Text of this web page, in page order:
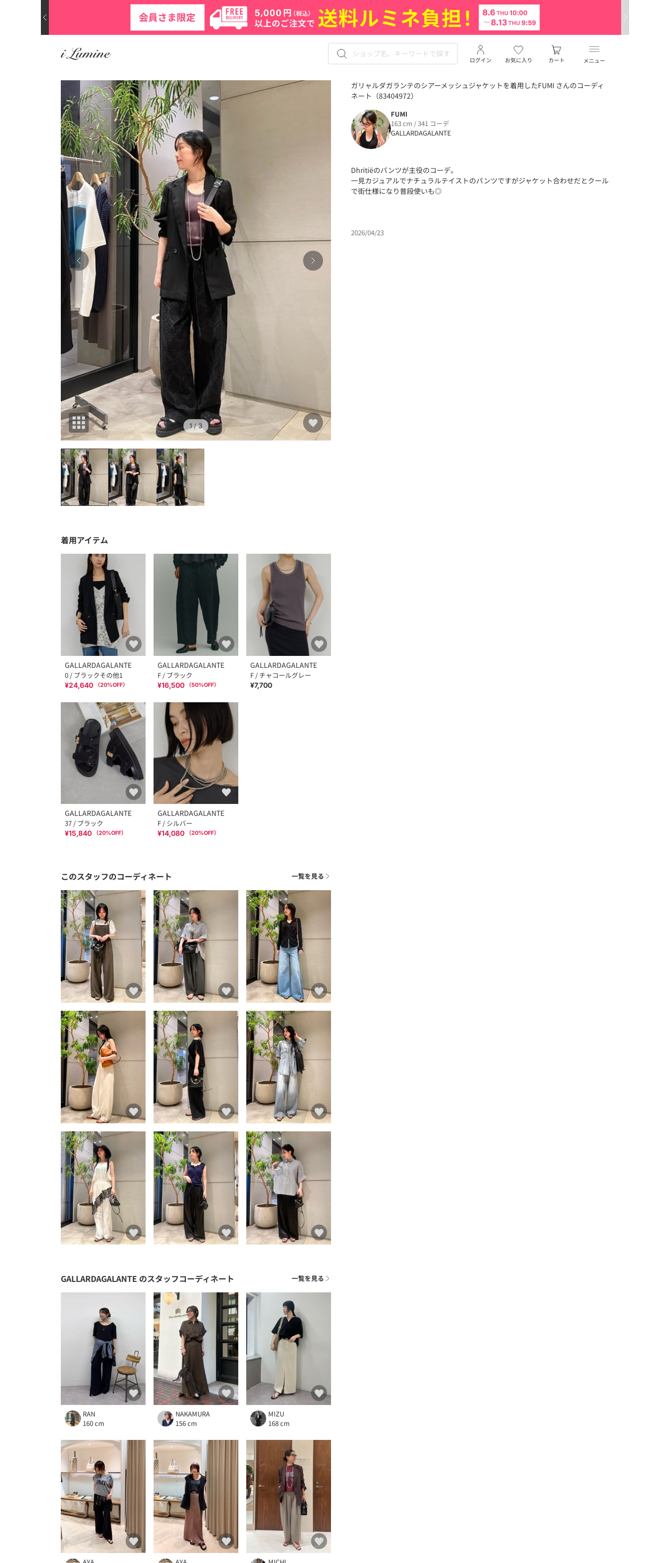
メニュー
お気に入り
ログイン カート
1/ 3
ガリャルダガランテのシアーメッシュジャケットを着用したFUMI さんのコーディ
ネート（83404972）
FUMI
163 cm / 341 コーデ
GALLARDAGALANTE
Dhritiëのパンツが主役のコーデ。
一見カジュアルでナチュラルテイストのパンツですがジャケット合わせだとクール
で街仕様になり普段使いも◎
2026/04/23
着用アイテム
GALLARDAGALANTE
0 / ブラックその他1
¥24,640 （20%OFF）
GALLARDAGALANTE
F / ブラック
¥16,500 （50%OFF）
GALLARDAGALANTE
F / チャコールグレー
¥7,700
GALLARDAGALANTE
37 / ブラック
¥15,840 （20%OFF）
GALLARDAGALANTE
F / シルバー
¥14,080 （20%OFF）
このスタッフのコーディネート 一覧を見る
GALLARDAGALANTE のスタッフコーディネート 一覧を見る
RAN
160 cm
NAKAMURA
156 cm
MIZU
168 cm